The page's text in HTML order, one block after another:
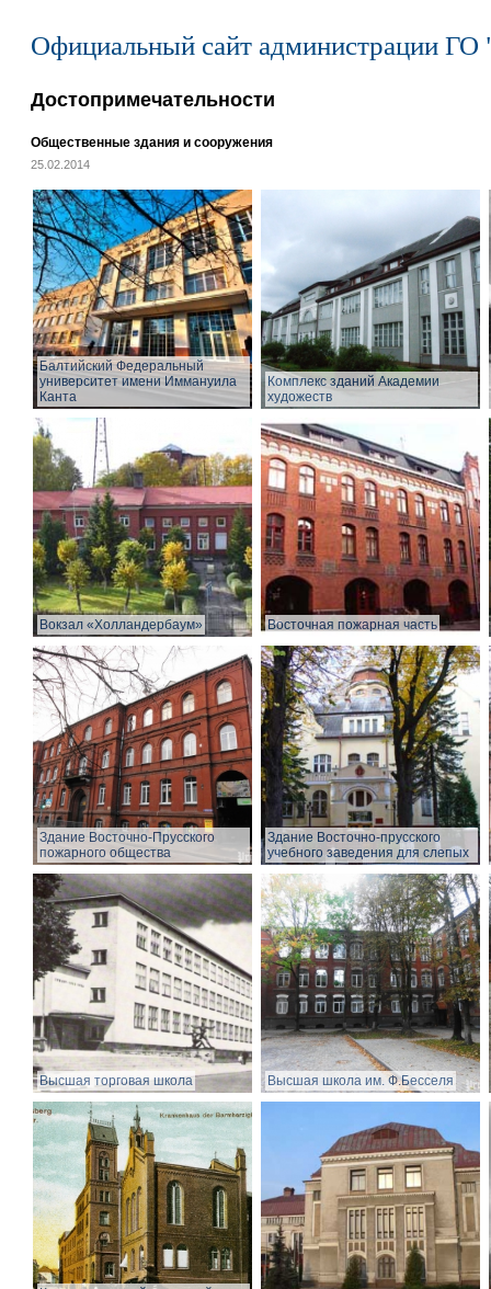
Официальный сайт администрации ГО
Достопримечательности
Общественные здания и сооружения
25.02.2014
Балтийский Федеральный
университет имени Иммануила
Канта
Комплекс зданий Академии
художеств
Вокзал «Холландербаум» Восточная пожарная часть
Здание Восточно-Прусского
пожарного общества
Здание Восточно-прусского
учебного заведения для слепых
Высшая торговая школа Высшая школа им. Ф.Бесселя